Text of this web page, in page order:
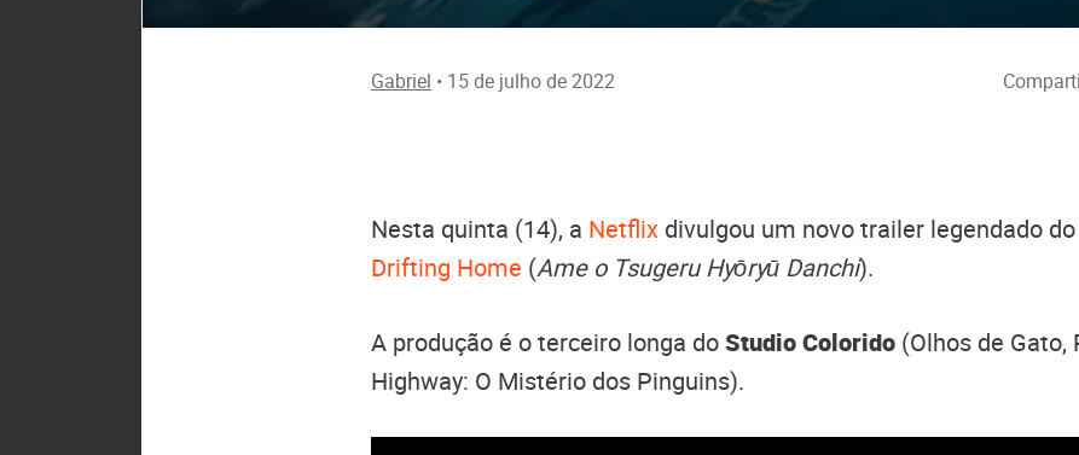
Gabriel • 15 de julho de 2022
Nesta quinta (14), a Netflix divulgou um novo trailer legendado
Drifting Home (Ame o Tsugeru Hyōryū Danchi).
A produção é o terceiro longa doStudio Colorido (Olhos de Gato,
Highway: O Mistério dos Pinguins).